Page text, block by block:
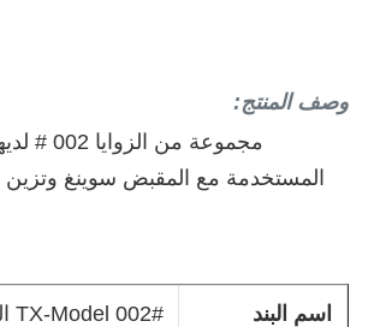
وصف المنتج:
مجموعة من
المستخدمة مع المقبض سوينغ وتزين
اسم البند TX-Model 002# الزاوية